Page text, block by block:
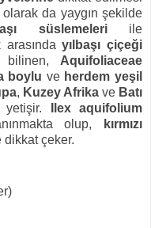
olarak da yaygın şekilde
süslemeleriile
arasındayılbaşı çiçeği
bilinen, Aquifoliaceae
boylu ve herdem yeşil
, Kuzey Afrikave Batı
yetişir.
Ilex aquifolium
olup,
kırmızı
dikkat çeker.